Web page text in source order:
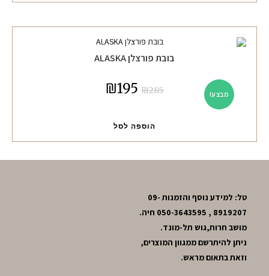
מבצע!
בובת פורצלן ALASKA
₪285
₪195
הוספה לסל
טל: למידע נוסף והזמנות 09-
8919207 , 050-3643595 חיה.
מושב חרות,גוש תל-מונד.
ניתן להיתרשם ממגוון המוצרים,
וזאת בתאום מראש.